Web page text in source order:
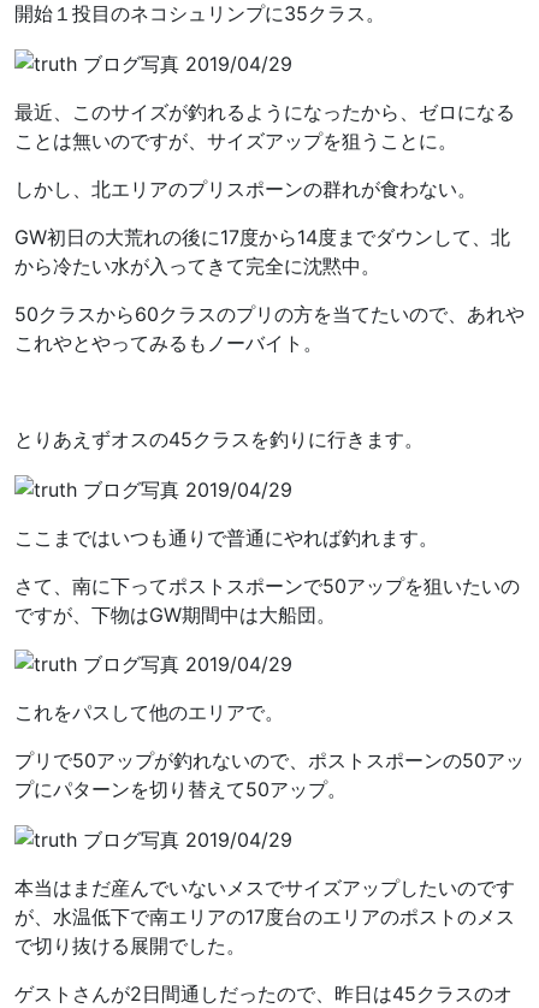
開始１投目のネコシュリンプに35クラス。
最近、このサイズが釣れるようになったから、ゼロになる
ことは無いのですが、サイズアップを狙うことに。
しかし、北エリアのプリスポーンの群れが食わない。
GW初日の大荒れの後に17度から14度までダウンして、北
から冷たい水が入ってきて完全に沈黙中。
50クラスから60クラスのプリの方を当てたいので、あれや
これやとやってみるもノーバイト。
とりあえずオスの45クラスを釣りに行きます。
ここまではいつも通りで普通にやれば釣れます。
さて、南に下ってポストスポーンで50アップを狙いたいの
ですが、下物はGW期間中は大船団。
これをパスして他のエリアで。
プリで50アップが釣れないので、ポストスポーンの50アッ
プにパターンを切り替えて50アップ。
本当はまだ産んでいないメスでサイズアップしたいのです
が、水温低下で南エリアの17度台のエリアのポストのメス
で切り抜ける展開でした。
ゲストさんが2日間通しだったので、昨日は45クラスのオ